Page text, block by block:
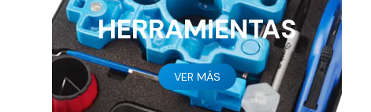
HERRAMIENTAS
VER MÁS